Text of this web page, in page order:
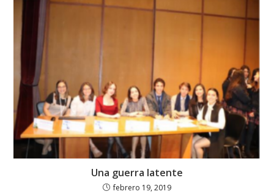
Una guerra latente
febrero 19, 2019